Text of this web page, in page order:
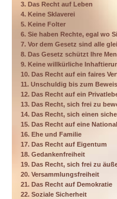
3. Das Recht auf Leben
4. Keine Sklaverei
5. Keine Folter
6. Sie haben Rechte, egal wo
7. Vor dem Gesetz sind alle
8. Das Gesetz schützt Ihre
9. Keine willkürliche
10. Das Recht auf ein faires
11. Unschuldig bis zum
12. Das Recht auf ein
13. Das Recht, sich frei zu
14. Das Recht, sich einen
15. Das Recht auf eine
16. Ehe und Familie
17. Das Recht auf Eigentum
18. Gedankenfreiheit
19. Das Recht, sich frei zu
20. Versammlungsfreiheit
21. Das Recht auf Demokratie
22. Soziale Sicherheit